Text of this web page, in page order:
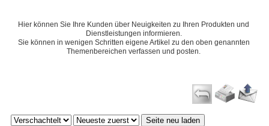
Hier können Sie Ihre Kunden über Neuigkeiten zu Ihren Produkten und
Dienstleistungen informieren.
Sie können in wenigen Schritten eigene Artikel zu den oben genannten
Themenbereichen verfassen und posten.